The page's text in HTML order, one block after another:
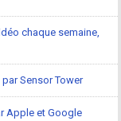
chaque semaine,
Sensor Tower
Apple et Google